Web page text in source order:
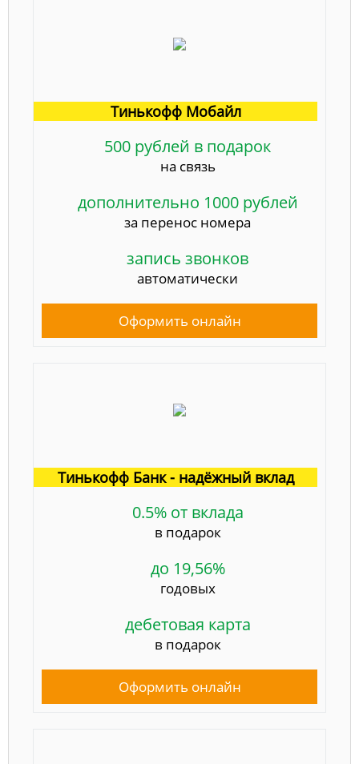
Тинькофф Мобайл
500 рублей в подарок
на связь
дополнительно 1000 рублей
за перенос номера
запись звонков
автоматически
Оформить онлайн
Тинькофф Банк - надёжный вклад
0.5% от вклада
в подарок
до 19,56%
годовых
дебетовая карта
в подарок
Оформить онлайн